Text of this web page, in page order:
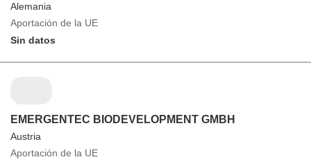
Alemania
Aportación de la UE
Sin datos
EMERGENTEC BIODEVELOPMENT GMBH
Austria
Aportación de la UE